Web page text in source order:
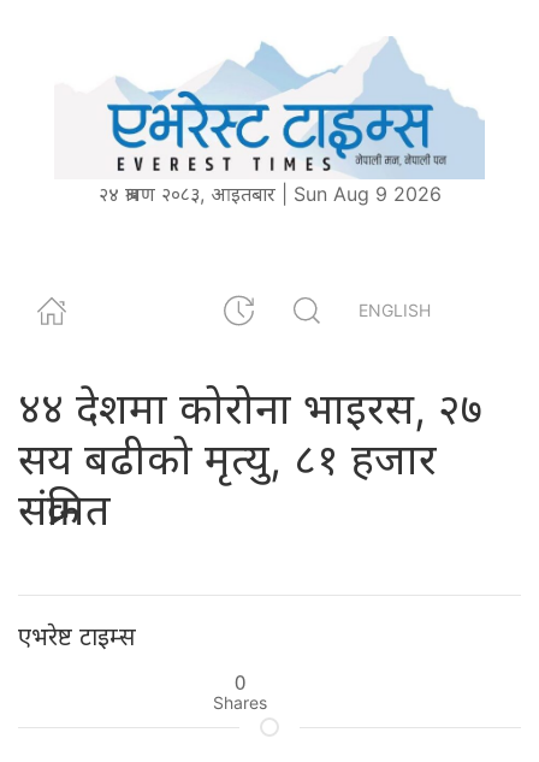
२४ श्रावण २०८३, आइतबार | Sun Aug 9 2026
ENGLISH
४४ देशमा कोरोना भाइरस, २७
सय बढीको मृत्यु, ८१ हजार
संक्रमित
एभरेष्ट टाइम्स
0
Shares